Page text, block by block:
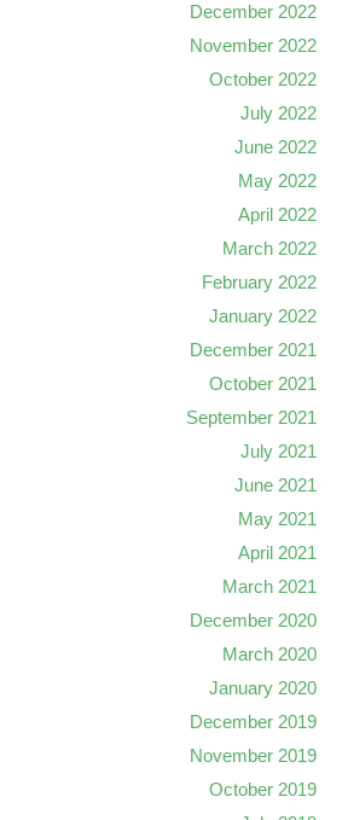
December 2022
November 2022
October 2022
July 2022
June 2022
May 2022
April 2022
March 2022
February 2022
January 2022
December 2021
October 2021
September 2021
July 2021
June 2021
May 2021
April 2021
March 2021
December 2020
March 2020
January 2020
December 2019
November 2019
October 2019